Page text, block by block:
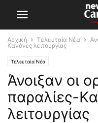
Αρχική Τελευταία Νέα
Κανόνες λειτουργίας
Τελευταία Νέα
Άνοιξαν οι
παραλίες-
λειτουργίας